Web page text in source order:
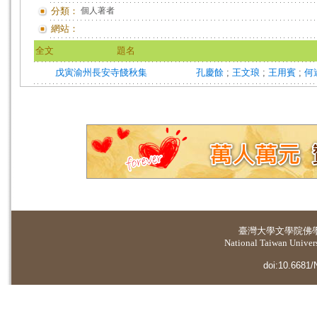
分類： 個人著者
網站：
全文 題名
戊寅渝州長安寺餞秋集 孔慶餘 ; 王文琅 ; 王用賓 ; 何
臺灣大學文學院佛
National Taiwan
doi:10.6681/